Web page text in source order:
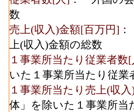
力使用等額(2016)
印刷･製造品出荷額等
(2016)
印刷･粗付加価値額(2016)
化学工業･事業所数(2016)
料費と電力も含む年間原
繊維･製造品出荷額等[百
じた年間製造品出荷額
繊維･粗付加価値額[百万
活動によって新規に付加
繊維･有形固定資産年末
10人以上事業所における
数
売上(収入)金額[百万円]
上(収入)金額の総数
１事業所当たり従業者数[
いた１事業所当たり従業
１事業所当たり売上(収
体」を除いた１事業所当